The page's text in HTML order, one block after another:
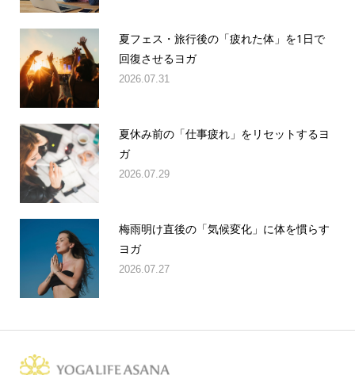
夏フェス・旅行後の「疲れた体」を1日で
回復させるヨガ
2026.07.31
夏休み前の「仕事疲れ」をリセットするヨ
ガ
2026.07.29
梅雨明け直後の「気候変化」に体を慣らす
ヨガ
2026.07.27